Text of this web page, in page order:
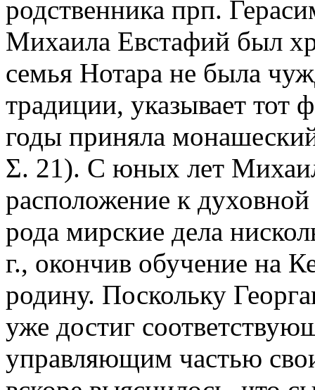
родственника прп.
Михаила Евстафий был
семья Нотара не была
традиции, указывает тот
годы приняла
Σ. 21). С юных лет
расположение к
рода мирские дела
г., окончив обучение на
родину. Поскольку
уже достиг
управляющим частью